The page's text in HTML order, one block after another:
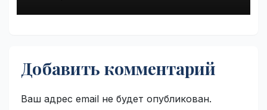
Добавить комментарий
Ваш адрес email не будет опубликован.